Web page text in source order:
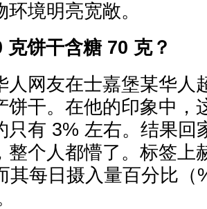
境明亮宽敞。
克饼干含糖 70 克？
人网友在士嘉堡某华人
饼干。在他的印象中，
只有 3% 左右。结果回
整个人都懵了。标签上
其每日摄入量百分比（